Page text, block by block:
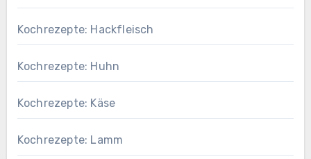
Kochrezepte: Hackfleisch
Kochrezepte: Huhn
Kochrezepte: Käse
Kochrezepte: Lamm